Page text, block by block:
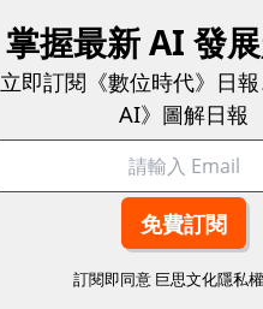
掌握最新 AI 發
立即訂閱《數位時代》日
AI》圖解日報
訂閱即同意 巨思文化隱私